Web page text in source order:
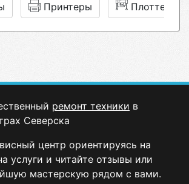
Принтеры Плоттеры
ремонт техники в
Северска
центр ориентируясь на
услуги и читайте отзывы или
мастерскую рядом с вами.